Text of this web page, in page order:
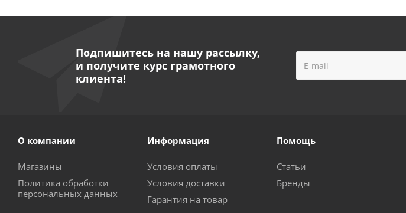
Подпишитесь на нашу рассылку,
и получите курс грамотного
клиента!
О компании
Магазины
Политика обработки
персональных данных
Информация
Условия оплаты
Условия доставки
Гарантия на товар
Помощь
Статьи
Бренды